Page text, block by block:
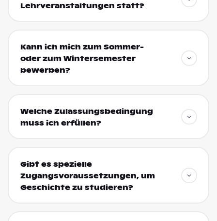
Lehrveranstaltungen statt?
Kann ich mich zum Sommer-
oder zum Wintersemester
bewerben?
Welche Zulassungsbedingung
muss ich erfüllen?
Gibt es spezielle
Zugangsvoraussetzungen, um
Geschichte zu studieren?